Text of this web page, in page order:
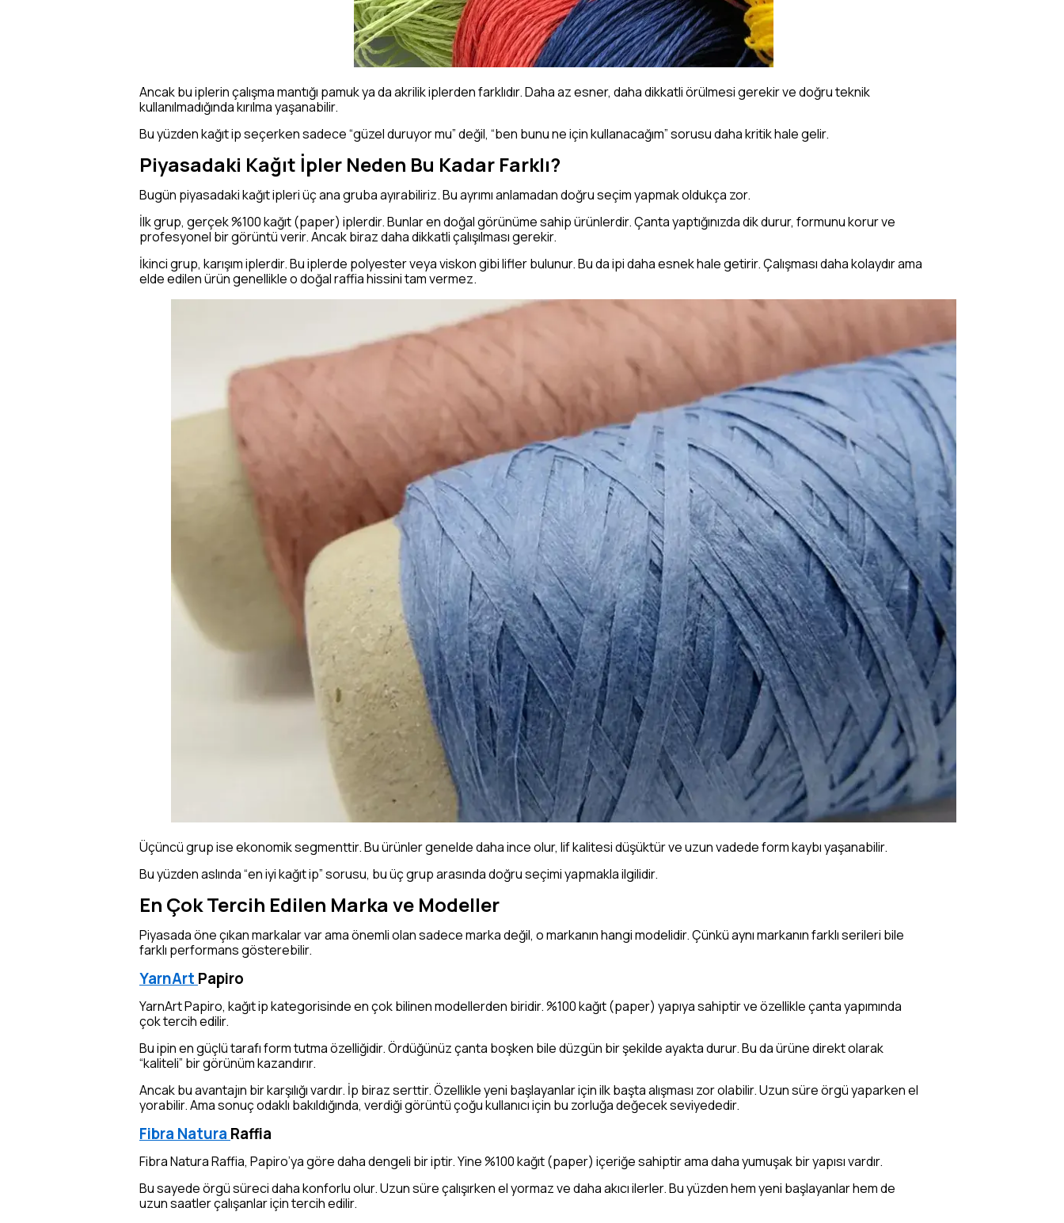
Ancak bu iplerin çalışma mantığı pamuk ya da akrilik iplerden farklıdır. Daha az esner, daha dikkatli örülmesi gerekir ve doğru teknik
kullanılmadığında kırılma yaşanabilir.
Bu yüzden kağıt ip seçerken sadece “güzel duruyor mu” değil, “ben bunu ne için kullanacağım” sorusu daha kritik hale gelir.
Piyasadaki Kağıt İpler Neden Bu Kadar Farklı?
Bugün piyasadaki kağıt ipleri üç ana gruba ayırabiliriz. Bu ayrımı anlamadan doğru seçim yapmak oldukça zor.
İlk grup, gerçek %100 kağıt (paper) iplerdir. Bunlar en doğal görünüme sahip ürünlerdir. Çanta yaptığınızda dik durur, formunu korur ve
profesyonel bir görüntü verir. Ancak biraz daha dikkatli çalışılması gerekir.
İkinci grup, karışım iplerdir. Bu iplerde polyester veya viskon gibi lifler bulunur. Bu da ipi daha esnek hale getirir. Çalışması daha kolaydır ama
elde edilen ürün genellikle o doğal raffia hissini tam vermez.
Üçüncü grup ise ekonomik segmenttir. Bu ürünler genelde daha ince olur, lif kalitesi düşüktür ve uzun vadede form kaybı yaşanabilir.
Bu yüzden aslında “en iyi kağıt ip” sorusu, bu üç grup arasında doğru seçimi yapmakla ilgilidir.
En Çok Tercih Edilen Marka ve Modeller
Piyasada öne çıkan markalar var ama önemli olan sadece marka değil, o markanın hangi modelidir. Çünkü aynı markanın farklı serileri bile
farklı performans gösterebilir.
YarnArt Papiro
YarnArt Papiro, kağıt ip kategorisinde en çok bilinen modellerden biridir. %100 kağıt (paper) yapıya sahiptir ve özellikle çanta yapımında
çok tercih edilir.
Bu ipin en güçlü tarafı form tutma özelliğidir. Ördüğünüz çanta boşken bile düzgün bir şekilde ayakta durur. Bu da ürüne direkt olarak
“kaliteli” bir görünüm kazandırır.
Ancak bu avantajın bir karşılığı vardır. İp biraz serttir. Özellikle yeni başlayanlar için ilk başta alışması zor olabilir. Uzun süre örgü yaparken el
yorabilir. Ama sonuç odaklı bakıldığında, verdiği görüntü çoğu kullanıcı için bu zorluğa değecek seviyededir.
Fibra Natura Raffia
Fibra Natura Raffia, Papiro’ya göre daha dengeli bir iptir. Yine %100 kağıt (paper) içeriğe sahiptir ama daha yumuşak bir yapısı vardır.
Bu sayede örgü süreci daha konforlu olur. Uzun süre çalışırken el yormaz ve daha akıcı ilerler. Bu yüzden hem yeni başlayanlar hem de
uzun saatler çalışanlar için tercih edilir.